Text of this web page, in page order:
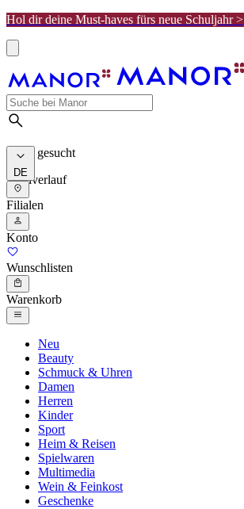
Hol dir deine Must-haves fürs neue Schuljahr >
Meist gesucht
Suchverlauf
DE
Filialen
Konto
Wunschlisten
Warenkorb
Neu
Beauty
Schmuck & Uhren
Damen
Herren
Kinder
Sport
Heim & Reisen
Spielwaren
Multimedia
Wein & Feinkost
Geschenke